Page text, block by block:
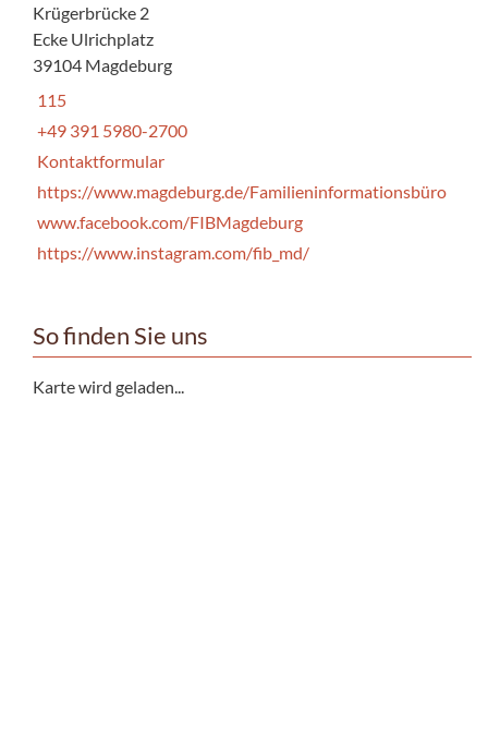
Krügerbrücke 2
Ecke Ulrichplatz
39104 Magdeburg
115
+49 391 5980-2700
Kontaktformular
https://www.magdeburg.de/Familieninformationsbüro
www.facebook.com/FIBMagdeburg
https://www.instagram.com/fib_md/
So finden Sie uns
Karte wird geladen...